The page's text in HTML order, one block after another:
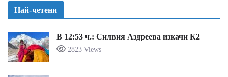
Най-четени
В 12:53 ч.: Силвия Аздреева изкачи К2
2823 Views